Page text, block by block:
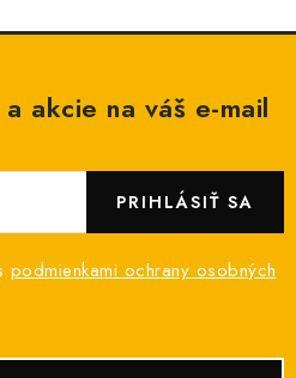
akcie na váš e-mail
podmienkami ochrany osobných
PRIHLÁSIŤ SA